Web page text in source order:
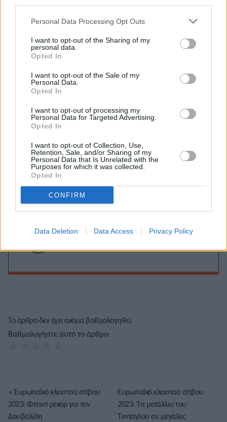
Personal Data Processing Opt Outs
I want to opt-out of the Sharing of my
personal data.
Opted In
I want to opt-out of the Sale of my
Personal Data.
Opted In
I want to opt-out of processing my
Personal Data for Targeted Advertising.
Opted In
I want to opt-out of Collection, Use,
Retention, Sale, and/or Sharing of my
Personal Data that Is Unrelated with the
Purposes for which it was collected.
Opted In
CONFIRM
Data Deletion Data Access Privacy Policy
Εγγραφείτε στο Stivostime των
Στέλιος Ανδρικάκης
Το άρθρο δεν έχει ακόμα βαθμολογηθεί.
Βαθμολογήστε αυτό το άρθρο:
« Ευρωπαϊκό κλειστού στίβου
2023: Φετινό ρεκόρ για τον
Δουβαλίδη
Ευρωπαϊκό κλειστού στίβου
2023: Τα μετάλλια του
Τεντόγλου σε μεγάλες